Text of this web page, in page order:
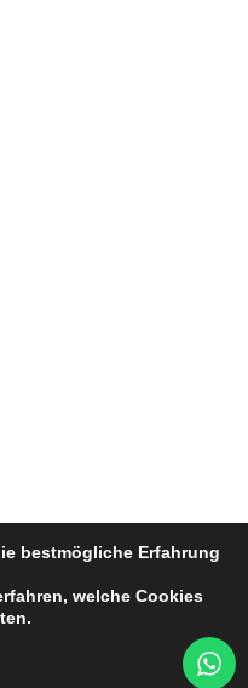
bestmögliche Erfahrung
welche Cookies